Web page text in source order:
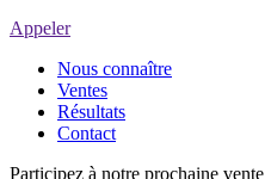
Appeler
Nous connaître
Ventes
Résultats
Contact
Participez à notre prochaine vente